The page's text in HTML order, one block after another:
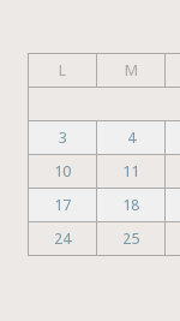
L
M
3
4
10
11
17
18
24
25